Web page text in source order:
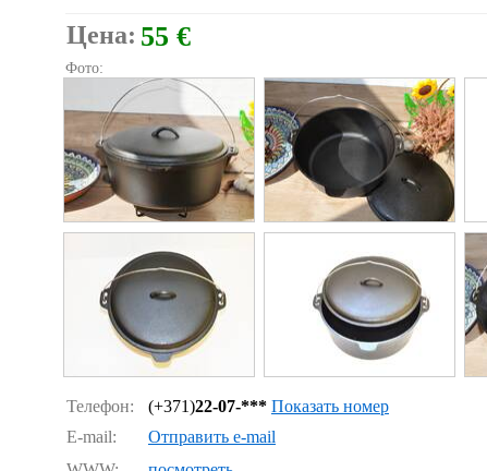
Цена: 55 €
Фото:
Телефон: (+371)22-07-*** Показать номер
E-mail:
Отправить e-mail